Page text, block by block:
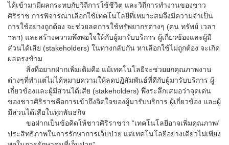
ได้เข้ามามีผลกระทบกับวิถีการใช้ชีวิต และวิถีการทำงานของชาว
ศิริราช การพิจารณาเลือกใช้เทคโนโลยีที่เหมาะสมจึงมีความจำเป็น
การใช้อย่างถูกต้อง จะช่วยลดการใช้ทรัพยากรต่างๆ (คน ทรัพย์ เวลา
ฯลฯ) และสร้างความพึงพอใจให้กับผู้มารับบริการ ผู้เกี่ยวข้องและผู้มี
ส่วนได้เสีย (stakeholders) ในทางกลับกัน หาเลือกใช้ไม่ถูกต้อง จะเกิด
ผลตรงข้าม
สิ่งที่อยากฝากเพิ่มเติมคือ แม้เทคโนโลยีจะช่วยยกคุณภาพงาน
ต่างๆที่ทำแต่ไม่ได้หมายความให้ลดปฏิสัมพันธ์ที่ดีกับผู้มารับบริการ ผู้
เกี่ยวข้องและผู้มีส่วนได้เสีย (stakeholders) พึงระลึกเสมอว่าจุดเด่น
ของชาวศิริราชคือการเข้าถึงจิตใจของผู้มารับบริการ ผู้เกี่ยวข้อง และผู้
มีส่วนได้เสียในทุกพันธกิจ
ขอฝากเป็นข้อคิดให้ชาวศิริราชว่า “เทคโนโลยีอาจเพิ่มคุณภาพ/
ประสิทธิภาพในการรักษาการเจ็บป่วย แต่เทคโนโลยีอย่างเดียวไม่เพียง